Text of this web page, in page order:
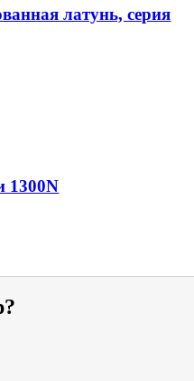
латунь, серия
1300N